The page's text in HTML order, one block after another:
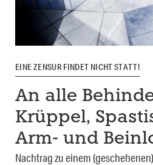
EINE ZENSUR FINDET NICHT STATT!
An alle
Krüppel,
Arm- und
Nachtrag zu einem